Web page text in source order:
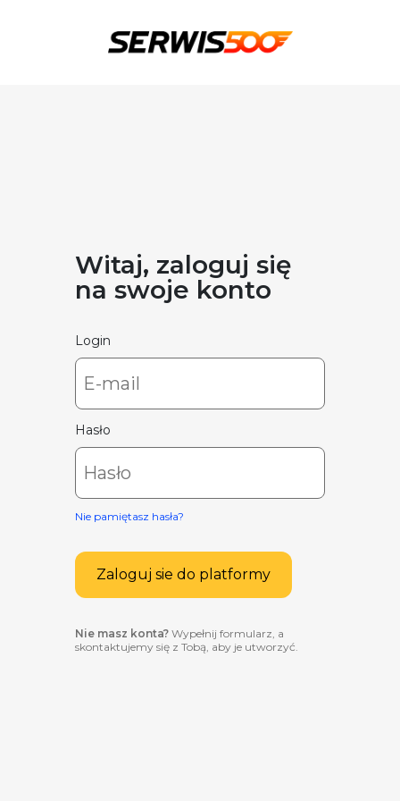
Witaj, zaloguj się
na swoje konto
Login
Hasło
Nie pamiętasz hasła?
Zaloguj sie do platformy
Nie masz konta? Wypełnij formularz, a
skontaktujemy się z Tobą, aby je utworzyć.